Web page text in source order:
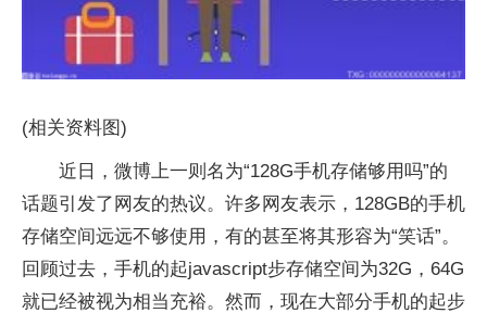
(相关资料图)
近日，微博上一则名为“128G手机存储够用吗”的
话题引发了网友的热议。许多网友表示，128GB的手机
存储空间远远不够使用，有的甚至将其形容为“笑话”。
回顾过去，手机的起javascript步存储空间为32G，64G
就已经被视为相当充裕。然而，现在大部分手机的起步